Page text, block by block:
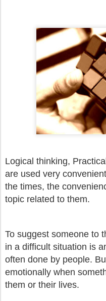
Logical thinking,
are used very
the times, the
topic related to them.
To suggest someone to
in a difficult situation is
often done by people.
emotionally when
them or their lives.